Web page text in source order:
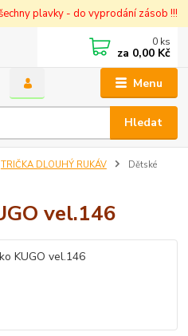
plavky - do vyprodání zásob !!!
Menu
Hledat
0 ks
za 0,00 Kč
TRIČKA DLOUHÝ RUKÁV
Dětské
vel.146